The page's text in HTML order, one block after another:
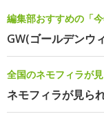
編集部おすすめの「
GW(ゴールデンウ
全国のネモフィラが
ネモフィラが見ら